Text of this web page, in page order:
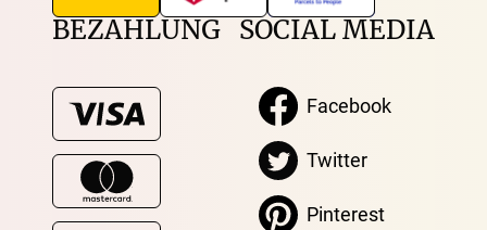
BEZAHLUNG SOCIAL MEDIA
Facebook
Twitter
Pinterest